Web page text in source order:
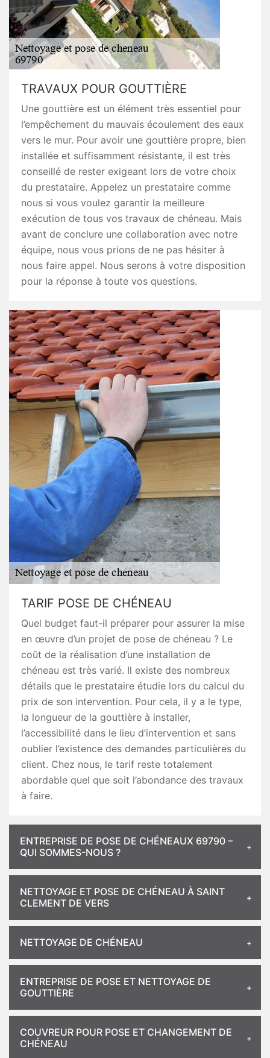
TRAVAUX POUR GOUTTIÈRE
Une gouttière est un élément très essentiel pour
l’empêchement du mauvais écoulement des eaux
vers le mur. Pour avoir une gouttière propre, bien
installée et suffisamment résistante, il est très
conseillé de rester exigeant lors de votre choix
du prestataire. Appelez un prestataire comme
nous si vous voulez garantir la meilleure
exécution de tous vos travaux de chéneau. Mais
avant de conclure une collaboration avec notre
équipe, nous vous prions de ne pas hésiter à
nous faire appel. Nous serons à votre disposition
pour la réponse à toute vos questions.
TARIF POSE DE CHÉNEAU
Quel budget faut-il préparer pour assurer la mise
en œuvre d’un projet de pose de chéneau ? Le
coût de la réalisation d’une installation de
chéneau est très varié. Il existe des nombreux
détails que le prestataire étudie lors du calcul du
prix de son intervention. Pour cela, il y a le type,
la longueur de la gouttière à installer,
l’accessibilité dans le lieu d’intervention et sans
oublier l’existence des demandes particulières du
client. Chez nous, le tarif reste totalement
abordable quel que soit l’abondance des travaux
à faire.
ENTREPRISE DE POSE DE CHÉNEAUX 69790 –
QUI SOMMES-NOUS ?
NETTOYAGE ET POSE DE CHÉNEAU À SAINT
CLEMENT DE VERS
NETTOYAGE DE CHÉNEAU
ENTREPRISE DE POSE ET NETTOYAGE DE
GOUTTIÈRE
COUVREUR POUR POSE ET CHANGEMENT DE
CHÉNEAU